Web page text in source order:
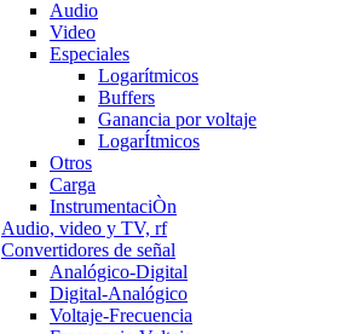
Audio
Video
Especiales
Logarítmicos
Buffers
Ganancia por voltaje
LogarÍtmicos
Otros
Carga
InstrumentaciÒn
Audio, video y TV, rf
Convertidores de señal
Analógico-Digital
Digital-Analógico
Voltaje-Frecuencia